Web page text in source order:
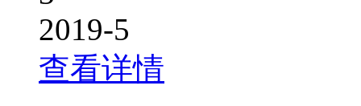
2019-5
查看详情